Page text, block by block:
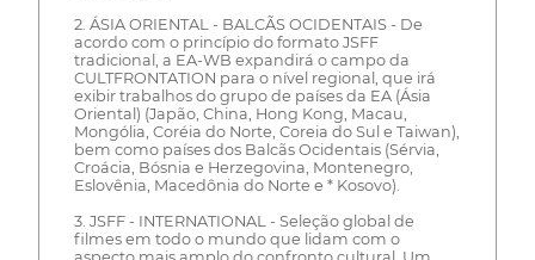
2. ÁSIA ORIENTAL - BALCÃS OCIDENTAIS - De
acordo com o princípio do formato JSFF
tradicional, a EA-WB expandirá o campo da
CULTFRONTATION para o nível regional, que irá
exibir trabalhos do grupo de países da EA (Ásia
Oriental) (Japão, China, Hong Kong, Macau,
Mongólia, Coréia do Norte, Coreia do Sul e Taiwan),
bem como países dos Balcãs Ocidentais (Sérvia,
Croácia, Bósnia e Herzegovina, Montenegro,
Eslovênia, Macedônia do Norte e * Kosovo).
3. JSFF - INTERNATIONAL - Seleção global de
filmes em todo o mundo que lidam com o